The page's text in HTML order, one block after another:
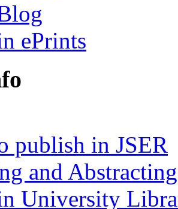
ePrints
publish in JSER
and Abstracting
University